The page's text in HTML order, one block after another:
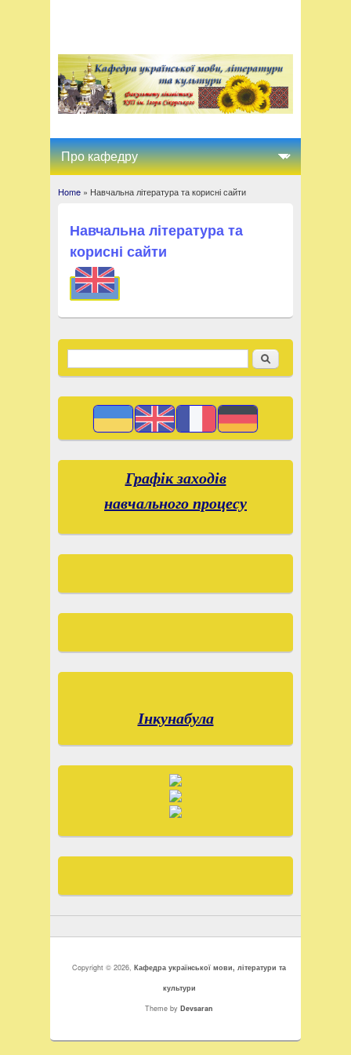
You are here
Home» Навчальна література та корисні сайти
Навчальна література та
корисні сайти
Search form Search
Графік заходів
навчального процесу
Інкунабула
Copyright © 2026,Кафедра української мови, літератури та
культури
Theme byDevsaran